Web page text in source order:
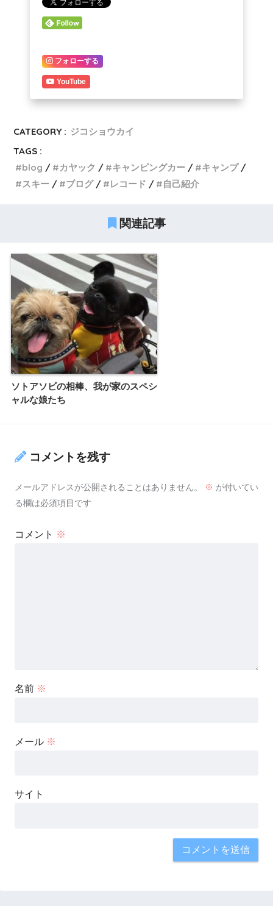
フォローする
YouTube
CATEGORY : ジコショウカイ
TAGS :
blog
カヤック キャンピングカー
キャンプ
スキー
ブログ レコード 自己紹介
関連記事
ソトアソビの相棒、我が家のスペシ
ャルな娘たち
コメントを残す
メールアドレスが公開されることはありません。 ※ が付いてい
る欄は必須項目です
コメント ※
名前 ※
メール ※
サイト